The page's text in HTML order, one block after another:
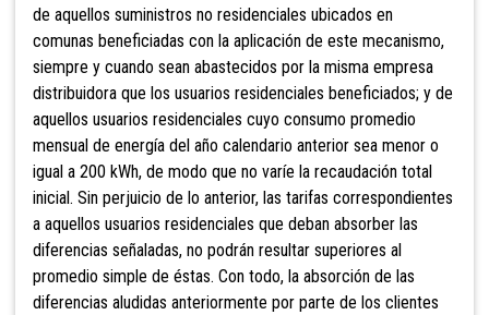
de aquellos suministros no residenciales ubicados en
comunas beneficiadas con la aplicación de este mecanismo,
siempre y cuando sean abastecidos por la misma empresa
distribuidora que los usuarios residenciales beneficiados; y de
aquellos usuarios residenciales cuyo consumo promedio
mensual de energía del año calendario anterior sea menor o
igual a 200 kWh, de modo que no varíe la recaudación total
inicial. Sin perjuicio de lo anterior, las tarifas correspondientes
a aquellos usuarios residenciales que deban absorber las
diferencias señaladas, no podrán resultar superiores al
promedio simple de éstas. Con todo, la absorción de las
diferencias aludidas anteriormente por parte de los clientes